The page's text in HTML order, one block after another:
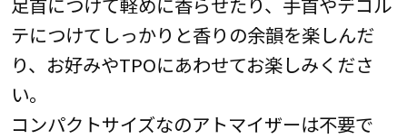
テにつけてしっかりと香りの余韻を楽しんだ
り、お好みやTPOにあわせてお楽しみくださ
い。
コンパクトサイズなのアトマイザーは不要で